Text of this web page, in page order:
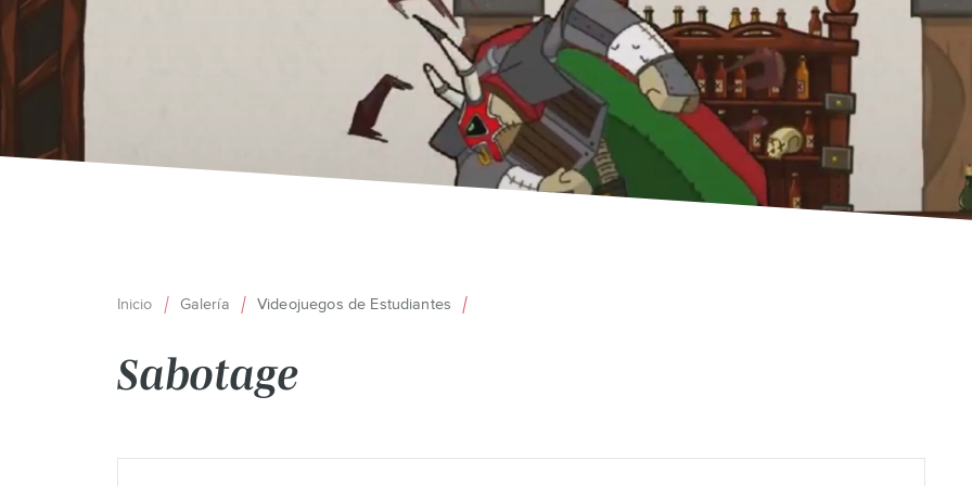
de
navegación
Inicio Galería Videojuegos de Estudiantes
Sabotage